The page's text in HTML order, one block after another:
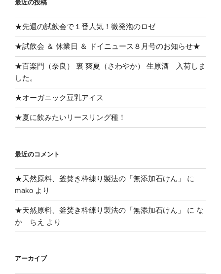
最近の投稿
★先週の試飲会で１番人気！微発泡のロゼ
★試飲会 ＆ 休業日 ＆ ドイニュース８月号のお知らせ★
★百楽門（奈良） 裏 爽夏（さわやか） 生原酒 入荷しま
した。
★オーガニック豆乳アイス
★夏に飲みたいリースリング種！
最近のコメント
★天然原料、釜焚き枠練り製法の「無添加石けん」
に
mako より
★天然原料、釜焚き枠練り製法の「無添加石けん」 に な
か ちえ
より
アーカイブ